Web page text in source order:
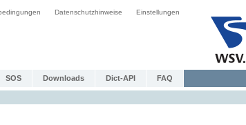
Datenschutzhinweise Einstellungen
SOS Downloads Dict-API FAQ